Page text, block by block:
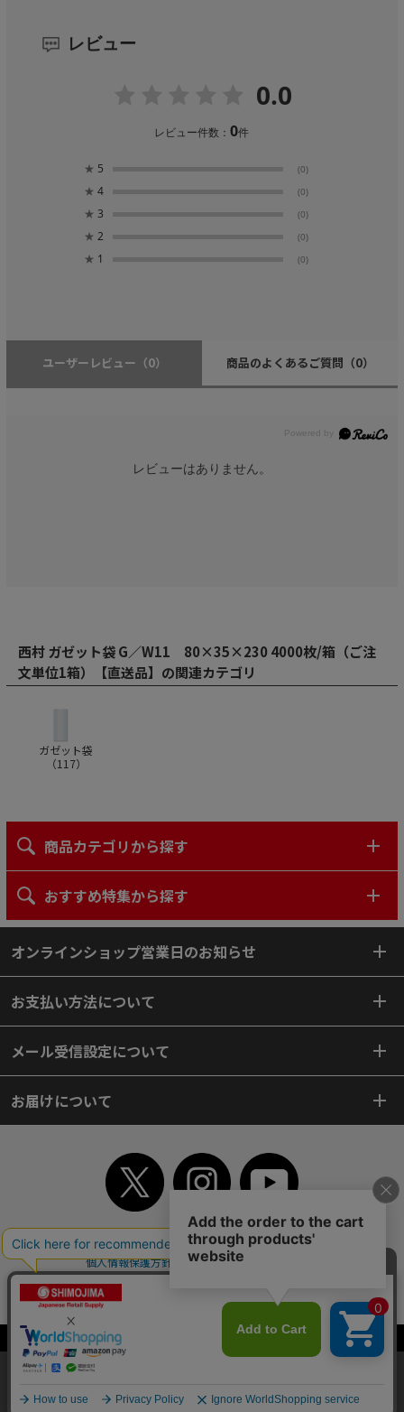
当サイトはクッキー（Cookie）を使用しています。Cookieの使用に同意いた
だける場合は「OK」をクリックしてください。
OK
レビュー
0.0
レビュー件数：0件
★ 5 (0)
★ 4 (0)
★ 3 (0)
★ 2 (0)
★ 1 (0)
ユーザーレビュー （0） 商品のよくあるご質問 （0）
レビューはありません。
西村 ガゼット袋 G／W11 80×35×230 4000枚/箱（ご注
文単位1箱）【直送品】の関連カテゴリ
ガゼット袋
（117）
商品カテゴリから探す
おすすめ特集から探す
オンラインショップ営業日のお知らせ
お支払い方法について
メール受信設定について
お届けについて
TOP 初めてご利用のお客様へ ご利用案内
ご利用規約
個人情報保護方針
特定商取引法
よくあるご質問
お問い合わせ
サイトマップ
Copyright© 2018 SHIMOJIMA Co.,Ltd. All Rights Reserved.